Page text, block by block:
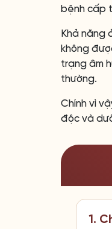
bệnh cấp
Khả năng
không
trạng âm
thường.
Chính vì
độc và
1.